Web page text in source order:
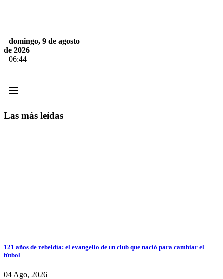
domingo, 9 de agosto
de 2026
06:44
≡
Las más leídas
121 años de rebeldía: el evangelio de un club que nació para cambiar el
fútbol
04 Ago, 2026